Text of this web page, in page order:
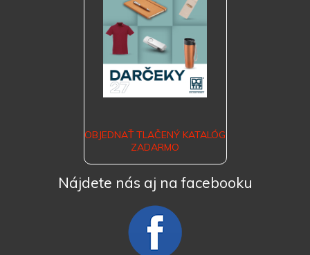
OBJEDNAŤ TLAČENÝ KATALÓG
ZADARMO
Nájdete nás aj na facebooku